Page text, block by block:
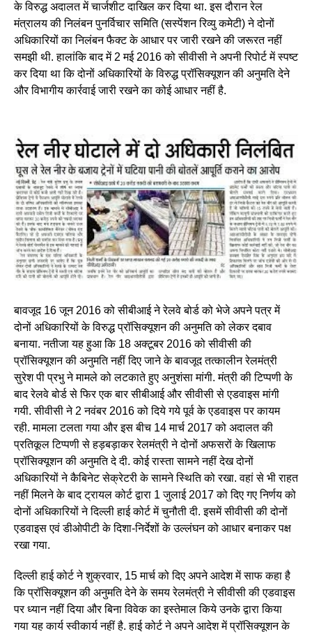
के विरुद्ध अदालत में चार्जशीट दाखिल कर दिया था. इस दौरान रेल
मंत्रालय की निलंबन पुनर्विचार समिति (सस्पेंशन रिव्यु कमेटी) ने दोनों
अधिकारियों का निलंबन फैक्ट के आधार पर जारी रखने की जरूरत नहीं
समझी थी. हालांकि बाद में 2 मई 2016 को सीवीसी ने अपनी रिपोर्ट में स्पष्ट
कर दिया था कि दोनों अधिकारियों के विरुद्ध प्रॉसिक्यूशन की अनुमति देने
और विभागीय कार्रवाई जारी रखने का कोई आधार नहीं है.
बावजूद 16 जून 2016 को सीबीआई ने रेलवे बोर्ड को भेजे अपने पत्र में
दोनों अधिकारियों के विरुद्ध प्रॉसिक्यूशन की अनुमति को लेकर दबाव
बनाया. नतीजा यह हुआ कि 18 अक्टूबर 2016 को सीवीसी की
प्रॉसिक्यूशन की अनुमति नहीं दिए जाने के बावजूद तत्कालीन रेलमंत्री
सुरेश पी प्रभु ने मामले को लटकाते हुए अनुशंसा मांगी. मंत्री की टिप्पणी के
बाद रेलवे बोर्ड से फिर एक बार सीबीआई और सीवीसी से एडवाइस मांगी
गयी. सीवीसी ने 2 नवंबर 2016 को दिये गये पूर्व के एडवाइस पर कायम
रही. मामला टलता गया और इस बीच 14 मार्च 2017 को अदालत की
प्रतिकूल टिप्पणी से हड़बड़ाकर रेलमंत्री ने दोनों अफसरों के खिलाफ
प्रॉसिक्यूशन की अनुमति दे दी. कोई रास्ता सामने नहीं देख दोनों
अधिकारियों ने कैबिनेट सेक्रेटरी के सामने स्थिति को रखा. वहां से भी राहत
नहीं मिलने के बाद ट्रायल कोर्ट द्वारा 1 जुलाई 2017 को दिए गए निर्णय को
दोनों अधिकारियों ने दिल्ली हाई कोर्ट में चुनौती दी. इसमें सीवीसी की दोनों
एडवाइस एवं डीओपीटी के दिशा-निर्देशों के उल्लंघन को आधार बनाकर पक्ष
रखा गया.
दिल्ली हाई कोर्ट ने शुक्रवार, 15 मार्च को दिए अपने आदेश में साफ कहा है
कि प्रॉसिक्यूशन की अनुमति देने के समय रेलमंत्री ने सीवीसी की एडवाइस
पर ध्यान नहीं दिया और बिना विवेक का इस्तेमाल किये उनके द्वारा किया
गया यह कार्य स्वीकार्य नहीं है. हाई कोर्ट ने अपने आदेश में प्रॉसिक्यूशन के